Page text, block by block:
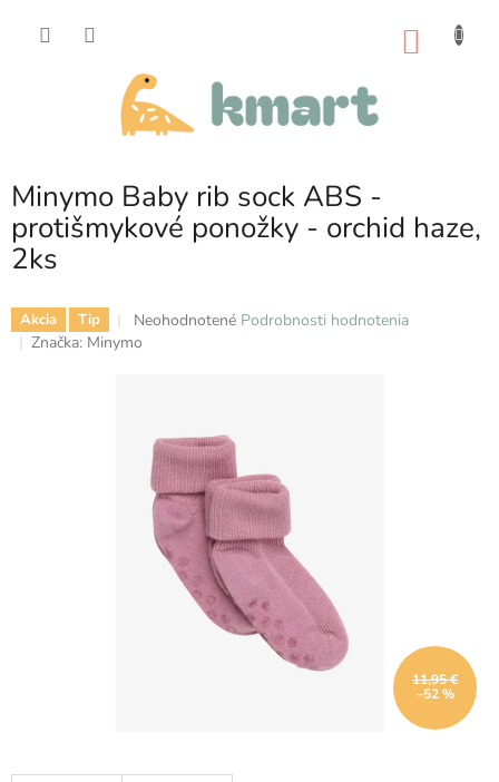
Minymo Baby rib sock ABS -
protišmykové ponožky - orchid haze,
2ks
Akcia Tip
Priemerné
hodnotenie
hviezdičiek.
Neohodnotené Podrobnosti hodnotenia
Značka: Minymo
11,95 €
–52 %